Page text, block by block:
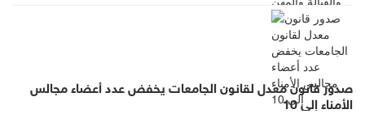
صدور قانون معدل لقانون الجامعات يخفض عدد أعضاء مجالس
الأمناء إلى 10